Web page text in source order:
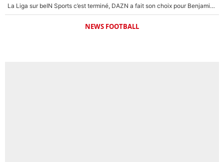
La Liga sur beIN Sports c’est terminé, DAZN a fait son choix pour Benjamin Da Silva et Omar Da Fonseca !
NEWS FOOTBALL